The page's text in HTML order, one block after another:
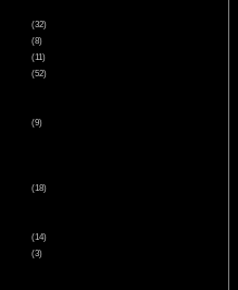
(32)
(8)
(11)
(52)
(9)
(18)
(14)
(3)